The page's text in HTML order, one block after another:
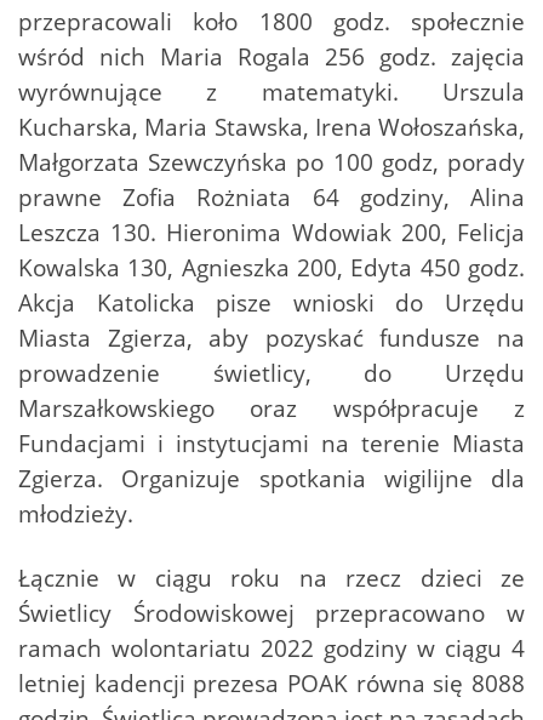
przepracowali koło 1800 godz. społecznie
wśród nich Maria Rogala 256 godz. zajęcia
wyrównujące z matematyki. Urszula
Kucharska, Maria Stawska, Irena Wołoszańska,
Małgorzata Szewczyńska po 100 godz, porady
prawne Zofia Rożniata 64 godziny, Alina
Leszcza 130. Hieronima Wdowiak 200, Felicja
Kowalska 130, Agnieszka 200, Edyta 450 godz.
Akcja Katolicka pisze wnioski do Urzędu
Miasta Zgierza, aby pozyskać fundusze na
prowadzenie świetlicy, do Urzędu
Marszałkowskiego oraz współpracuje z
Fundacjami i instytucjami na terenie Miasta
Zgierza. Organizuje spotkania wigilijne dla
młodzieży.
Łącznie w ciągu roku na rzecz dzieci ze
Świetlicy Środowiskowej przepracowano w
ramach wolontariatu 2022 godziny w ciągu 4
letniej kadencji prezesa POAK równa się 8088